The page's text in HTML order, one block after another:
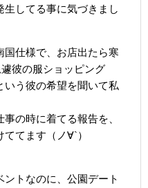
生してる事に気づきまし
国仕様で、お店出たら寒
彼の服ショッピング
う彼の希望を聞いて私
の時に着てる報告を、
てます（ノ∀`）
ントなのに、公園デート